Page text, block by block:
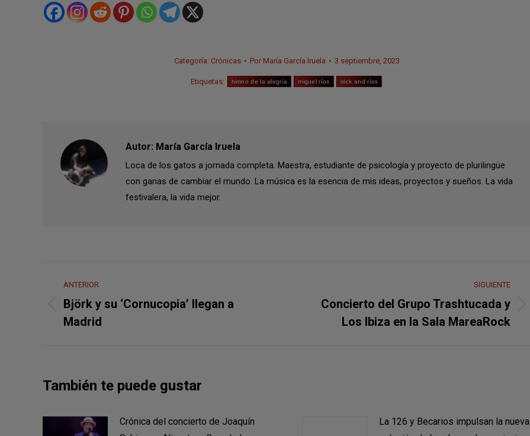
Categoría: Crónicas Por María García Iruela 3 septiembre, 2023
Etiquetas: himno de la alegría miguel ríos rock and ríos
Autor: María García Iruela
Loca de los gatos a jornada completa. Maestra, estudiante de psicología y proyecto de plurilingüe
con ganas de cambiar el mundo. La música es la esencia de mis ideas, proyectos y sueños. La vida
festivalera, la vida mejor.
entre
publicaciones
ANTERIOR
Publicación
anterior:
Björk y su ‘Cornucopia’ llegan a
Madrid
SIGUIENTE
Publicación
siguiente:
Concierto del Grupo Trashtucada y
Los Ibiza en la Sala MareaRock
También te puede gustar
Crónica del concierto de Joaquín
La 126 y Becarios impulsan la nueva